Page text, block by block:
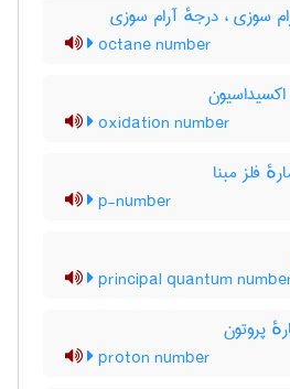
سوزی ، درجهٔ آرام سوزی
octane number
oxidation number
فلز مبنا
p-number
principal quantum
پروتون
proton number